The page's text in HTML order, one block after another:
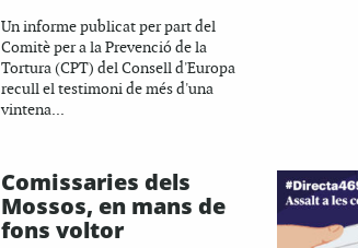
Un informe publicat per part del
Comitè per a la Prevenció de la
Tortura (CPT) del Consell d'Europa
recull el testimoni de més d'una
vintena...
Comissaries dels
Mossos, en mans de
fons voltor